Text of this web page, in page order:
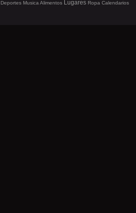
Deportes Musica Alimentos Lugares Ropa Calendarios